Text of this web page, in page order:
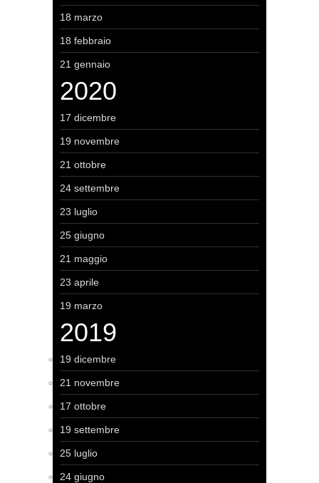
18 marzo
18 febbraio
21 gennaio
2020
17 dicembre
19 novembre
21 ottobre
24 settembre
23 luglio
25 giugno
21 maggio
23 aprile
19 marzo
2019
19 dicembre
21 novembre
17 ottobre
19 settembre
25 luglio
24 giugno